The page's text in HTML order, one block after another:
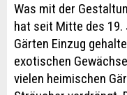
Was mit der
hat seit Mitte des
Gärten Einzug
exotischen
vielen heimischen